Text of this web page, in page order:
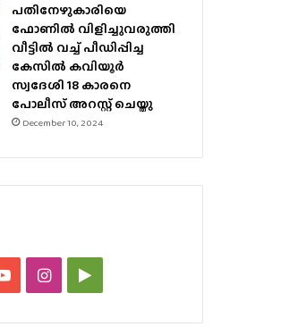
പതിനേഴുകാരിയെ
ഫോണിൽ വിളിച്ചുവരുത്തി
വീട്ടിൽ വച്ച് പീഡിപ്പിച്ച
കേസിൽ കവിയൂർ
സ്വദേശി 18 കാരനെ
പോലീസ് അറസ്റ്റ് ചെയ്തു
December 10, 2024
YouTubeInstagramGoogle